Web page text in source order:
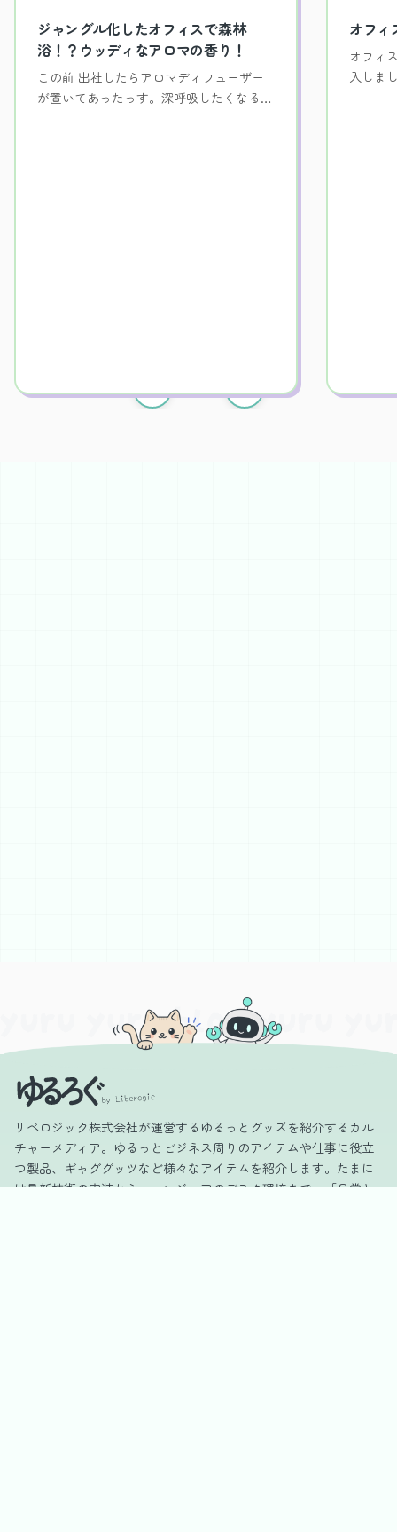
ジャングル化したオフィスで森林
浴！？ウッディなアロマの香り！
この前 出社したらアロマディフューザー
が置いてあったっす。深呼吸したくなるよ
オフィ
オフィ
入しま
リベロジック株式会社が運営するゆるっとグッズを紹介するカル
チャーメディア。ゆるっとビジネス周りのアイテムや仕事に役立
つ製品、ギャググッツなど様々なアイテムを紹介します。たまに
は最新技術の実装から、エンジニアのデスク環境まで。「日常と